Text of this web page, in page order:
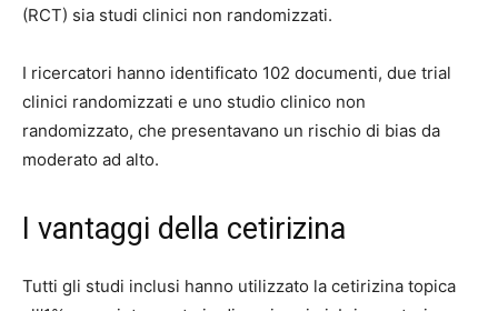
(RCT) sia studi clinici non randomizzati.
I ricercatori hanno identificato 102 documenti, due trial
clinici randomizzati e uno studio clinico non
randomizzato, che presentavano un rischio di bias da
moderato ad alto.
I vantaggi della cetirizina
Tutti gli studi inclusi hanno utilizzato la cetirizina topica